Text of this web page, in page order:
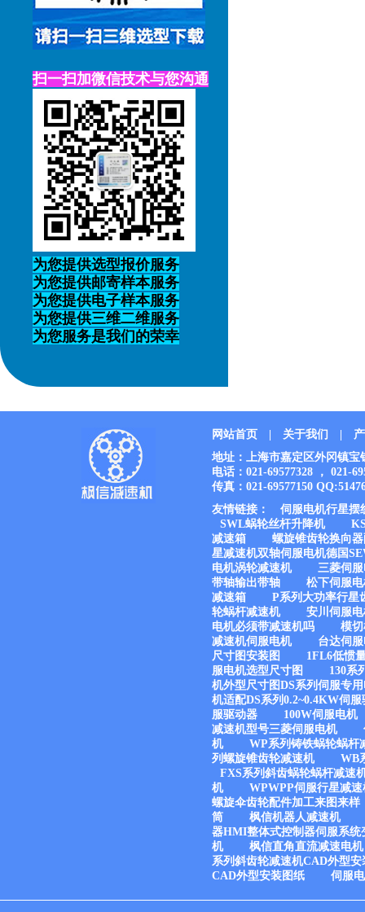
扫一扫加微信技术与您沟通
为您提供选型报价服务
为您提供邮寄样本服务
为您提供电子样本服务
为您提供三维二维服务
为您服务是我们的荣幸
网站首页 | 关于我们 |
地址：上海市嘉定区外冈镇
电话：021-69577328 ， 021-
传真：021-69577150
友情链接：
伺服电机行星摆
SWL蜗轮丝杆升降机
减速箱
螺旋锥齿轮换向
星减速机双轴伺服电机德国
电机涡轮减速机
三菱伺
带轴输出带轴
松下伺服
减速箱
P系列大功率行星
轮蜗杆减速机
安川伺服
电机必须带减速机吗
模
减速机伺服电机
台达伺
尺寸图安装图
1FL6低惯
服电机选型尺寸图
130系
机外型尺寸图DS系列伺服专
机适配DS系列0.2~0.4KW伺服
服驱动器
100W伺服电机
减速机型号三菱伺服电机
机
WP系列铸铁蜗轮蜗杆
列螺旋锥齿轮减速机
WB
FXS系列斜齿蜗轮蜗杆减速
机
WPWPP伺服行星减速
螺旋伞齿轮配件加工来图来样
筒
枫信机器人减速机
器HMI整体式控制器伺服系统
机
枫信直角直流减速电机
系列斜齿轮减速机CAD外型安
CAD外型安装图纸
伺服